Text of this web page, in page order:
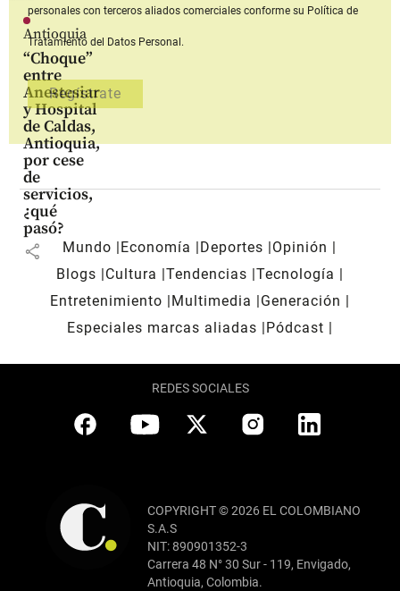
Antioquia
“Choque”
entre
Anestesiar
y Hospital
de Caldas,
Antioquia,
por cese
de
servicios,
¿qué
pasó?
share
personales con terceros aliados comerciales conforme su Política de
Tratamiento del Datos Personal.
Mundo Economía Deportes
Opinión
Blogs
Cultura Tendencias Tecnología
Entretenimiento
Multimedia
Generación
Especiales marcas aliadas
Pódcast
REDES SOCIALES
COPYRIGHT © 2026 EL COLOMBIANO
S.A.S
NIT: 890901352-3
Carrera 48 N° 30 Sur - 119, Envigado,
Antioquia, Colombia.